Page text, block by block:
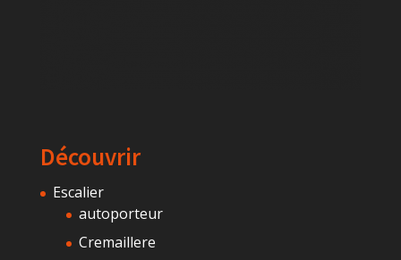
Découvrir
Escalier
autoporteur
Cremaillere